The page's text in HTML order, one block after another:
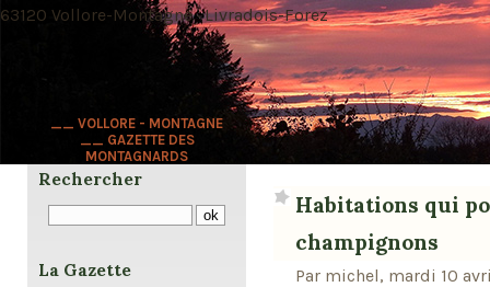
__ VOLLORE - MONTAGNE
__ GAZETTE DES
MONTAGNARDS
63120 Vollore-Montagne · Livradois-Forez
Habitations qui
champignons
Par michel, mardi 10
Rechercher
La Gazette